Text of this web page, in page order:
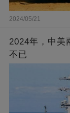
2024/05/21
2024年，中美
不已